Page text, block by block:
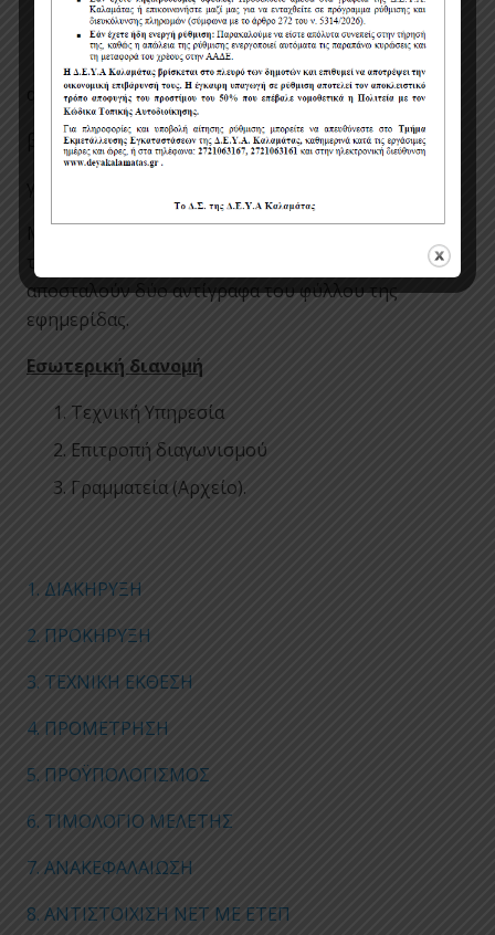
Εφημερίδες:
α. ΗμερήσιαΕΛΕΛΕΥΘΕΡΙΑ
β. ΗμερήσιαΘΑΡΡΟΣ
αποσταλούν δύο αντίγραφα του φύλλου της
εφημερίδας.
Εσωτερική διανομή
Τεχνική Υπηρεσία
Επιτροπή διαγωνισμού
Γραμματεία (Αρχείο).
1. ΔΙΑΚΗΡΥΞΗ
2. ΠΡΟΚΗΡΥΞΗ
3. ΤΕΧΝΙΚΗ ΕΚΘΕΣΗ
4. ΠΡΟΜΕΤΡΗΣΗ
5. ΠΡΟΫΠΟΛΟΓΙΣΜΟΣ
6. ΤΙΜΟΛΟΓΙΟ ΜΕΛΕΤΗΣ
7. ΑΝΑΚΕΦΑΛΑΙΩΣΗ
8. ΑΝΤΙΣΤΟΙΧΙΣΗ ΝΕΤ ΜΕ ΕΤΕΠ